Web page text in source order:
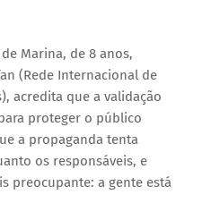
Marina, de 8 anos,
(Rede Internacional de
acredita que a validação
proteger o público
a propaganda tenta
os responsáveis, e
preocupante: a gente está